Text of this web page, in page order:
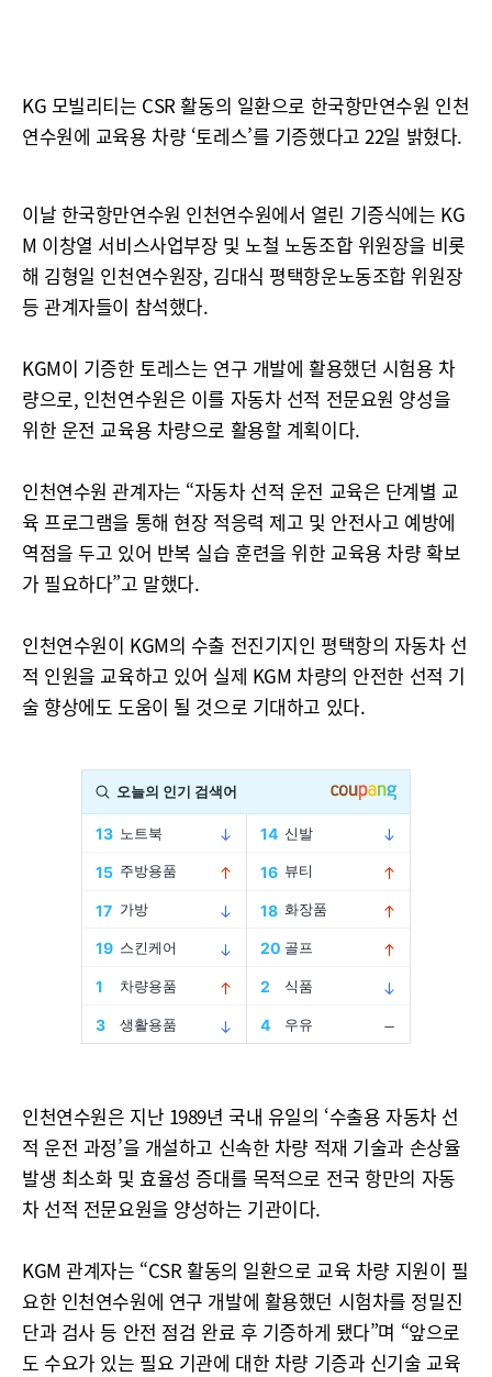
KG 모빌리티는 CSR 활동의 일환으로 한국항만연수원 인천
연수원에 교육용 차량 ‘토레스’를 기증했다고 22일 밝혔다.
이날 한국항만연수원 인천연수원에서 열린 기증식에는 KG
M 이창열 서비스사업부장 및 노철 노동조합 위원장을 비롯
해 김형일 인천연수원장, 김대식 평택항운노동조합 위원장
등 관계자들이 참석했다.
KGM이 기증한 토레스는 연구 개발에 활용했던 시험용 차
량으로, 인천연수원은 이를 자동차 선적 전문요원 양성을
위한 운전 교육용 차량으로 활용할 계획이다.
인천연수원 관계자는 “자동차 선적 운전 교육은 단계별 교
육 프로그램을 통해 현장 적응력 제고 및 안전사고 예방에
역점을 두고 있어 반복 실습 훈련을 위한 교육용 차량 확보
가 필요하다”고 말했다.
인천연수원이 KGM의 수출 전진기지인 평택항의 자동차 선
적 인원을 교육하고 있어 실제 KGM 차량의 안전한 선적 기
술 향상에도 도움이 될 것으로 기대하고 있다.
인천연수원은 지난 1989년 국내 유일의 ‘수출용 자동차 선
적 운전 과정’을 개설하고 신속한 차량 적재 기술과 손상율
발생 최소화 및 효율성 증대를 목적으로 전국 항만의 자동
차 선적 전문요원을 양성하는 기관이다.
KGM 관계자는 “CSR 활동의 일환으로 교육 차량 지원이 필
요한 인천연수원에 연구 개발에 활용했던 시험차를 정밀진
단과 검사 등 안전 점검 완료 후 기증하게 됐다”며 “앞으로
도 수요가 있는 필요 기관에 대한 차량 기증과 신기술 교육